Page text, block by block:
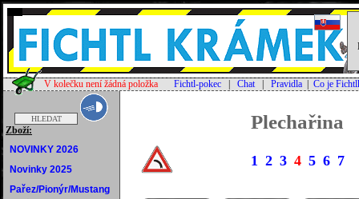
V kolečku není žádná položka Fichtl-pokec Chat| Pravidla Co je
Zboží:
NOVINKY 2026
Novinky 2025
Pařez/Pionýr/Mustang
Plechařina
1 2 3 4 5 6 7